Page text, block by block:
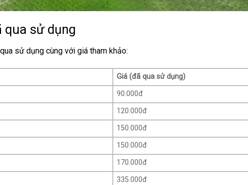
qua sử dụng
sử dụng cùng với giá tham khảo:
Giá (đã qua sử dụng)
90.000đ
120.000đ
150.000đ
150.000đ
170.000đ
335.000đ